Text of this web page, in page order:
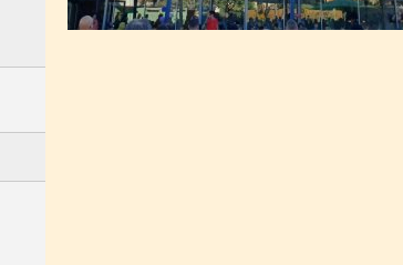
Kindergarten Grundschule